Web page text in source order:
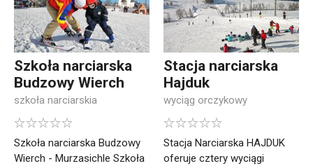
Szkoła narciarska
Budzowy Wierch
szkoła narciarskia
Szkoła narciarska Budzowy
Wierch - Murzasichle Szkoła
Stacja narciarska
Hajduk
wyciąg orczykowy
Stacja Narciarska HAJDUK
oferuje cztery wyciągi